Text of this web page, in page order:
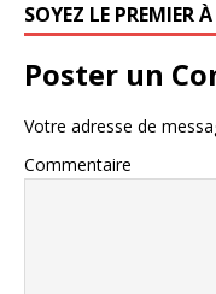
SOYEZ LE PREMIER
Poster un
Votre adresse de
Commentaire